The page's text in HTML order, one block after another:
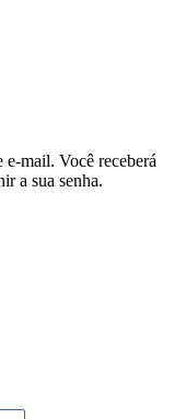
mail. Você receberá
a sua senha.